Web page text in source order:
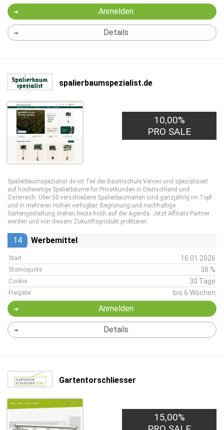
Anmelden
Details
spalierbaumspezialist.de
10,00%
PRO SALE
Spalierbaumspezialist.de ist Teil der Baumschule Venovi und spezialisiert
auf hochwertige Spalierbäume für Privatkunden in Deutschland und
Österreich. Über 50 verschiedene Spalierbaumarten sind ganzjährig im Topf
und in mehreren Höhen verfügbar. Begrünung und nachhaltige
Gartengestaltung stehen heute hoch auf der Agenda. Jetzt Affiliate Partner
werden und von diesem Zukunftsprodukt profitieren.
14 Werbemittel
Start 16.01.2026
Stornoquote 38 %
Cookie 30 Tage
Freigabe bis 6 Wochen
Anmelden
Details
Gartentorschliesser
15,00%